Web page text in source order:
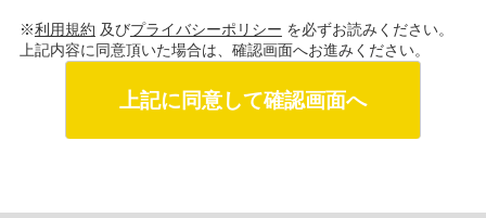
※利用規約 及びプライバシーポリシー を必ずお読みください。
上記内容に同意頂いた場合は、確認画面へお進みください。
上記に同意して確認画面へ